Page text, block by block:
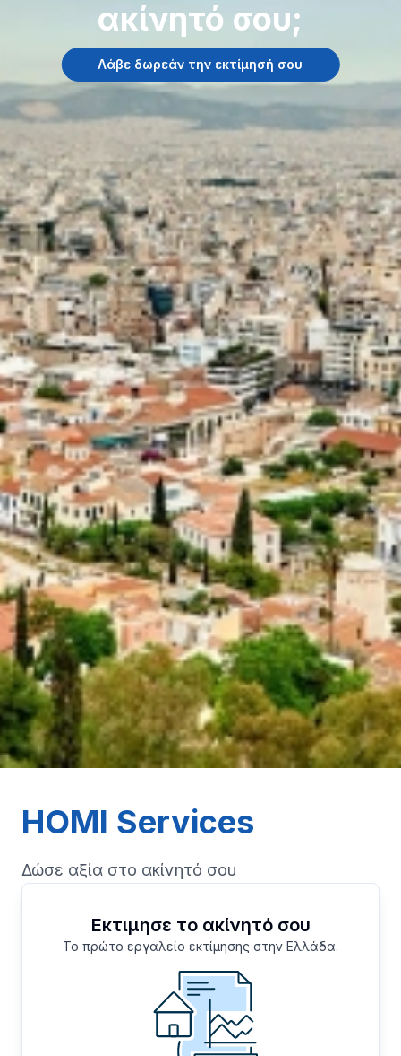
ακίνητό σου;
Λάβε δωρεάν την εκτίμησή σου
HOMI Services
Δώσε αξία στο ακίνητό σου
Εκτιμησε το ακίνητό σου
Το πρώτο εργαλείο εκτίμησης στην Ελλάδα.